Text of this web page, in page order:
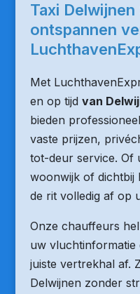
Taxi
ontspannen
Met
en op tijd van
bieden
vaste prijzen,
tot-deur service. Of
woonwijk of dichtbij
de rit volledig af op
Onze chauffeurs
uw vluchtinformatie
juiste vertrekhal af.
Delwijnen zonder